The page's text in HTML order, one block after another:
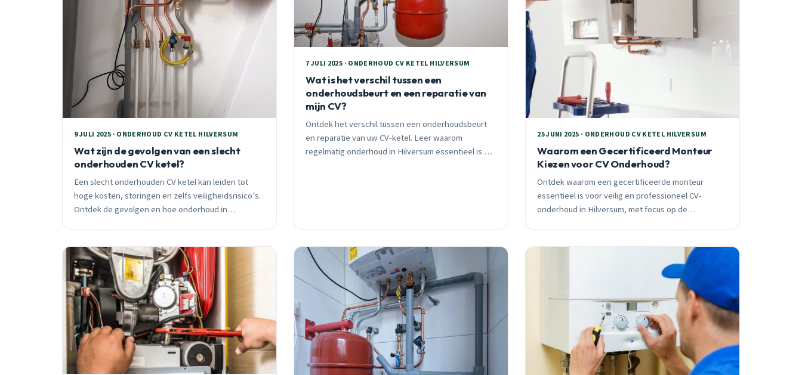
9 JULI 2025 · ONDERHOUD CV KETEL HILVERSUM
Wat zijn de gevolgen van een slecht
onderhouden CV ketel?
Een slecht onderhouden CV ketel kan leiden tot
hoge kosten, storingen en zelfs veiligheidsrisico’s.
Ontdek de gevolgen en hoe onderhoud in
7 JULI 2025 · ONDERHOUD CV KETEL HILVERSUM
Wat is het verschil tussen een
onderhoudsbeurt en een reparatie van
mijn CV?
Ontdek het verschil tussen een onderhoudsbeurt
en reparatie van uw CV-ketel. Leer waarom
regelmatig onderhoud in Hilversum essentieel is en
25 JUNI 2025 · ONDERHOUD CV KETEL HILVERSUM
Waarom een Gecertificeerd Monteur
Kiezen voor CV Onderhoud?
Ontdek waarom een gecertificeerde monteur
essentieel is voor veilig en professioneel CV-
onderhoud in Hilversum, met focus op de